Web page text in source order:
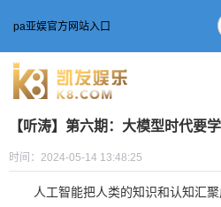
pa亚娱官方网站入口
【听涛】第六期：大模型时代要
时间：2024-05-14 13:48:25
人工智能把人类的知识和认知汇